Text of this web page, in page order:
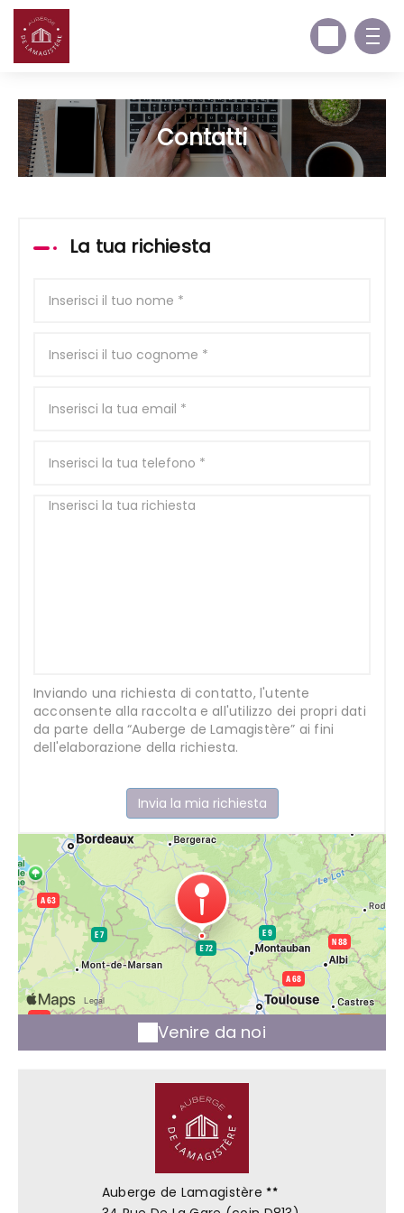
Contatti
La tua richiesta
Inviando una richiesta di contatto, l'utente
acconsente alla raccolta e all'utilizzo dei propri dati
da parte della “Auberge de Lamagistère” ai fini
dell'elaborazione della richiesta.
Venire da noi
Auberge de Lamagistère